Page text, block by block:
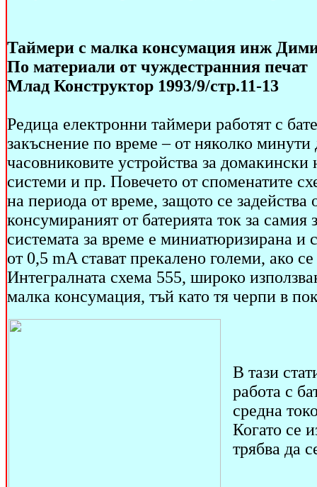
Таймери с малка консумация инж
По материали от чуждестранния печат
Млад Конструктор 1993/9/стр.11-13
Редица електронни таймери работят с
закъснение по време – от няколко
часовниковите устройства за
системи и пр. Повечето от споменатите
на периода от време, защото се
консумираният от батерията ток за
системата за време е миниатюризирана и
от 0,5 mA стават прекалено големи, ако
Интегралната схема 555, широко
малка консумация, тъй като тя черпи в
В тази
работа с
средна
Когато се
трябва да